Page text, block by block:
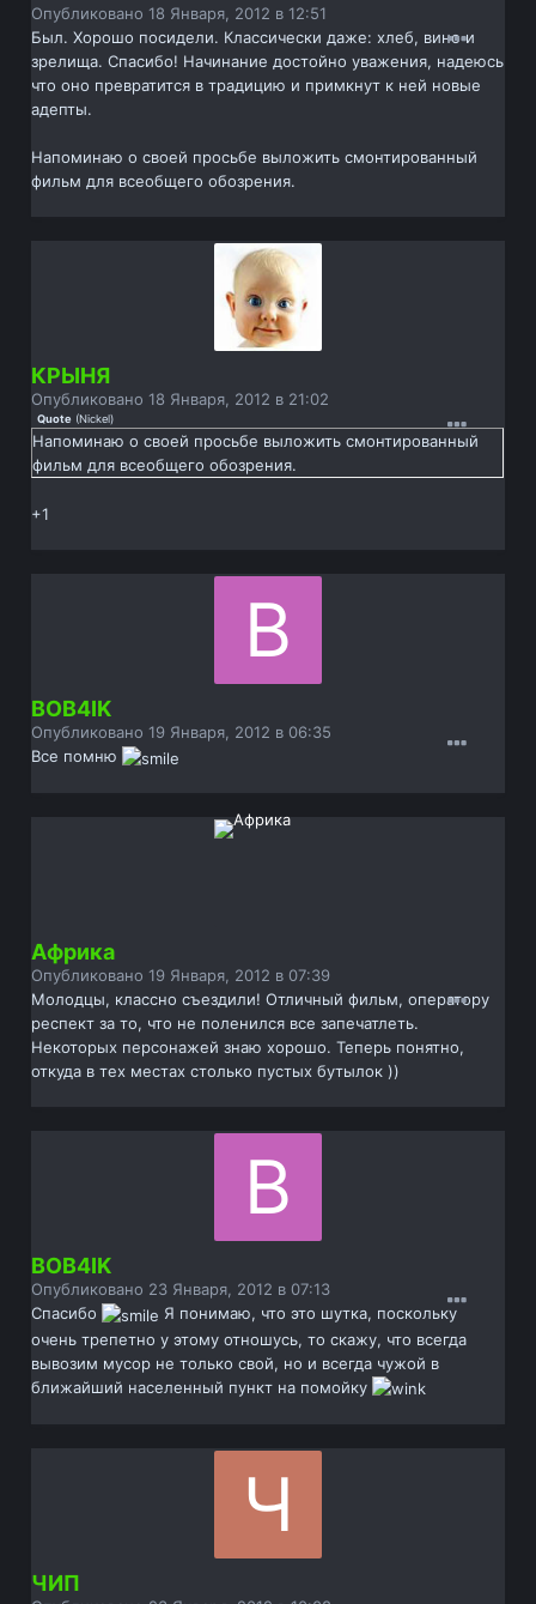
Опубликовано18 Января, 2012 в 12:51
Был. Хорошо посидели. Классически даже: хлеб, вино и
зрелища. Спасибо! Начинание достойно уважения, надеюсь
что оно превратится в традицию и примкнут к ней новые
адепты.
Напоминаю о своей просьбе выложить смонтированный
фильм для всеобщего обозрения.
КРЫНЯ
Опубликовано18 Января, 2012 в 21:02
Quote (Nickel)
Напоминаю о своей просьбе выложить смонтированный
фильм для всеобщего обозрения.
+1
BOB4IK
Опубликовано19 Января, 2012 в 06:35
Все помню
Африка
Опубликовано19 Января, 2012 в 07:39
Молодцы, классно съездили! Отличный фильм, оператору
респект за то, что не поленился все запечатлеть.
Некоторых персонажей знаю хорошо. Теперь понятно,
откуда в тех местах столько пустых бутылок ))
BOB4IK
Опубликовано 23 Января, 2012 в 07:13
Спасибо
Я понимаю, что это шутка, поскольку
очень трепетно у этому отношусь, то скажу, что всегда
вывозим мусор не только свой, но и всегда чужой в
ближайший населенный пункт на помойку
ЧИП